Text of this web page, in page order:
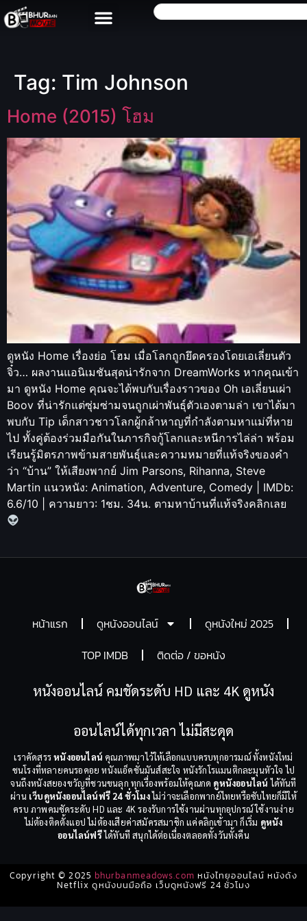
Tag: Tim Johnson
Home (2015) โฮม
ดูหนัง Home เรื่องย่อ โฮม เมื่อโลกถูกยึดครองโดยเอเลี่ยนตัว
จิ๋ว… ผลงานแอนิเมชันสุดน่ารักจาก DreamWorks หากคุณเข้า
มา ดูหนัง Home คุณจะได้พบกับเรื่องราวของ Oh เอเลี่ยนเผ่า
Boov ที่น่ารักแต่ซุ่มซ่ามจนถูกเผ่าพันธุ์ตัวเองตามล่า เขาได้มา
พบกับ Tip เด็กสาวชาวโลกผู้กล้าหาญที่กำลังตามหาแม่ที่หาย
ไป ทั้งคู่ต้องร่วมมือกันในภารกิจกู้โลกและหนีการไล่ล่า พร้อม
เรียนรู้มิตรภาพข้ามสายพันธุ์และความหมายที่แท้จริงของคำ
ว่า “บ้าน” ให้เสียงพากย์ Jim Parsons, Rihanna, Steve
Martin แนวหนัง: Animation, Adventure, Comedy | IMDb:
6.6/10 | ความยาว: 1ชม. 34น. ตามหาบ้านที่แท้จริงคลิกเลย
หน้าแรก ดูหนังออนไลน์
ดูหนังใหม่ 2025
TOP IMDB
ติดต่อ / ขอหนัง
หนังออนไลน์ คมชัดระดับ HD และ 4K ดูหนัง
ออนไลน์ได้ทุกเวลา ไม่มีสะดุด
เราคัดสรรหนังออนไลน์ คุณภาพมาไว้ให้เลือกแบบครบทุกอารมณ์ ทั้งหนังใหม่
ชนโรงที่หลายคนรอคอย หนังแอ็คชั่นมันส์สะใจ หนังรักโรแมนติกละมุนหัวใจ ไป
จนถึงหนังสยองขวัญที่ชวนขนลุก ทุกเรื่องพร้อมให้คุณกด ดูหนังออนไลน์ ได้ทันที
ผ่าน เว็บดูหนังออนไลน์ฟรี 24 ชั่วโมงไม่ว่าจะเลือกพากย์ไทยหรือซับไทยก็มีให้
ครบ ภาพคมชัดระดับ HD และ 4K รองรับการใช้งานผ่านทุกอุปกรณ์ ใช้งานง่าย
ไม่ต้องติดตั้งแอป ไม่ต้องเสียค่าสมัครสมาชิก แค่คลิกเข้ามา ก็เริ่ม ดูหนัง
ออนไลน์ฟรีได้ทันที สนุกได้ต่อเนื่องตลอดทั้งวันทั้งคืน
Copyright © 2025 bhurbanmeadows.com หนังไทยออนไลน์ หนังดัง
Netflix ดูหนังบนมือถือ เว็บดูหนังฟรี 24 ชั่วโมง